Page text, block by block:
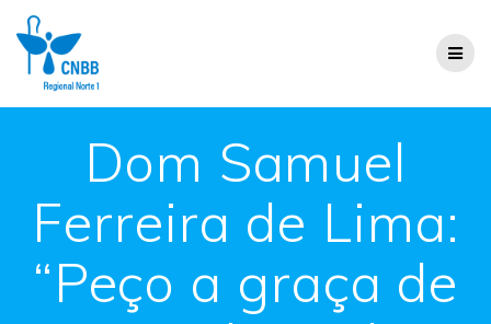
Dom Samuel
Ferreira de Lima:
“Peço a graça de